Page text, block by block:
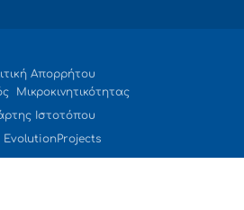
Απορρήτου
Μικροκινητικότητας
Ιστοτόπου
EvolutionProjects